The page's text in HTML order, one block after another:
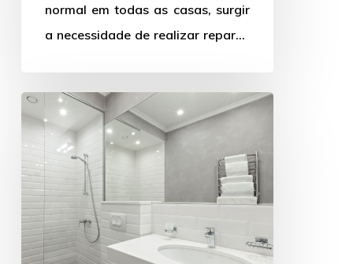
normal em todas as casas, surgir
a necessidade de realizar reparos
Reforma
de
banheiro:
Saiba
o
que
comprar